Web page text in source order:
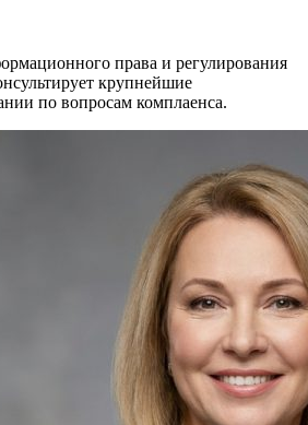
права и регулирования
крупнейшие
по вопросам комплаенса.